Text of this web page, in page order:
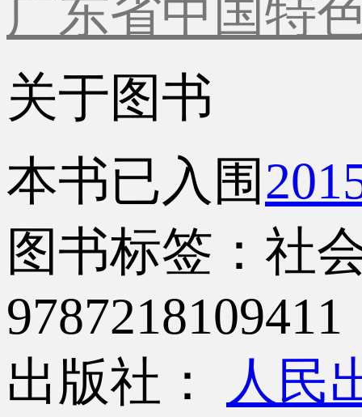
广东省中国特
关于图书
本书已入围
图书标签：社
9787218109411
出版社：
人民